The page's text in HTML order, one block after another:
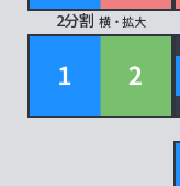
2分割 横・拡大